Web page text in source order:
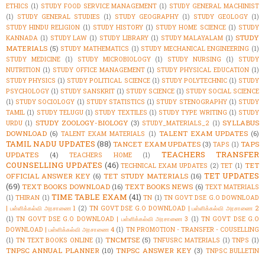
ETHICS (1) STUDY FOOD SERVICE MANAGEMENT (1) STUDY GENERAL MACHINIST
(1) STUDY GENERAL STUDIES (1) STUDY GEOGRAPHY (1) STUDY GEOLOGY (1)
STUDY HINDU RELIGION (1) STUDY HISTORY (1) STUDY HOME SCIENCE (1) STUDY
KANNADA (1) STUDY LAW (1) STUDY LIBRARY (1) STUDY MALAYALAM (1) STUDY
MATERIALS (5) STUDY MATHEMATICS (1) STUDY MECHANICAL ENGINEERING (1)
STUDY MEDICINE
(1) STUDY MICROBIOLOGY (1) STUDY NURSING (1)
STUDY
NUTRITION (1) STUDY OFFICE MANAGEMENT (1) STUDY PHYSICAL EDUCATION (1)
STUDY PHYSICS (1) STUDY POLITICAL SCIENCE (1) STUDY POLYTECHNIC (1) STUDY
PSYCHOLOGY (1) STUDY SANSKRIT (1) STUDY SCIENCE (1) STUDY SOCIAL SCIENCE
(1) STUDY SOCIOLOGY (1) STUDY STATISTICS (1) STUDY STENOGRAPHY (1) STUDY
TAMIL (1) STUDY TELUGU (1) STUDY TEXTILES (1) STUDY TYPE WRITING (1) STUDY
URDU (1) STUDY ZOOLOGY-BIOLOGY (3) STUDY_MATERIALS_2 (1) SYLLABUS
DOWNLOAD (6) TALENT EXAM MATERIALS (1) TALENT EXAM UPDATES (6)
TAMIL NADU UPDATES (88) TANCET EXAM UPDATES (3) TAPS (1) TAPS
UPDATES
(4) TEACHERS HOME (1)
TEACHERS TRANSFER
COUNSELLING UPDATES (46) TECHNICAL EXAM UPDATES (2) TET (1) TET
OFFICIAL ANSWER KEY (6) TET STUDY MATERIALS (16) TET UPDATES
(69) TEXT BOOKS DOWNLOAD (16) TEXT BOOKS NEWS (6) TEXT MATERIALS
(1) THIRAN (1) TIME TABLE EXAM (41) TN (1) TN GOVT DSE G.O DOWNLOAD
| பள்ளிக்கல்வி அரசாணை 1 (2) TN GOVT DSE G.O DOWNLOAD | பள்ளிக்கல்வி அரசாணை 2
(1) TN GOVT DSE G.O DOWNLOAD | பள்ளிக்கல்வி அரசாணை 3 (1) TN GOVT DSE G.O
DOWNLOAD | பள்ளிக்கல்வி அரசாணை 4 (1) TN PROMOTION - TRANSFER - COUSELLING
(1) TN TEXT BOOKS ONLINE (1) TNCMTSE (5) TNFUSRC MATERIALS (1) TNPS (1)
TNPSC ANNUAL PLANNER (10) TNPSC ANSWER KEY (3) TNPSC BULLETIN